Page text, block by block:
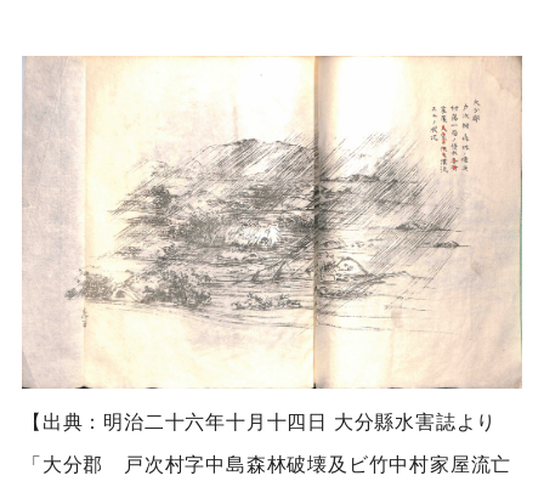
【出典：明治二十六年十月十四日 大分縣水害誌より
「大分郡 戸次村字中島森林破壊及ビ竹中村家屋流亡